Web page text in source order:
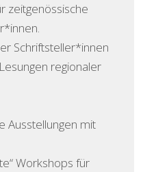
zeitgenössische
Schriftsteller*innen
regionaler
Ausstellungen mit
Workshops für